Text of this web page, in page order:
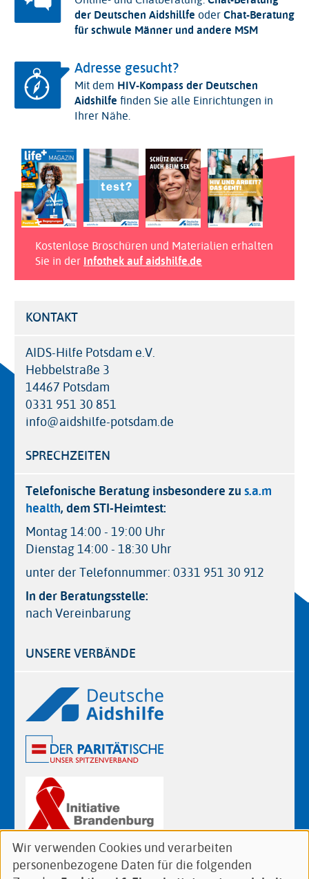
der Deutschen Aidshillfe oderChat-Beratung
für schwule Männer und andere MSM
Adresse gesucht?
Mit dem HIV-Kompass der Deutschen
Aidshilfe finden Sie alle Einrichtungen in
Ihrer Nähe.
Kostenlose Broschüren und Materialien erhalten
Sie in der Infothek auf aidshilfe.de
KONTAKT
AIDS-Hilfe Potsdam e.V.
Hebbelstraße 3
14467 Potsdam
0331 951 30 851
info@aidshilfe-potsdam.de
SPRECHZEITEN
Telefonische Beratung insbesondere zus.a.m
health, dem STI-Heimtest:
Montag 14:00 - 19:00 Uhr
Dienstag 14:00 - 18:30 Uhr
unter der Telefonnummer: 0331 951 30 912
In der Beratungsstelle:
nach Vereinbarung
UNSERE VERBÄNDE
Logos
Verwendung
von
Wir verwenden Cookies und verarbeiten
personenbezogene Daten für die folgenden